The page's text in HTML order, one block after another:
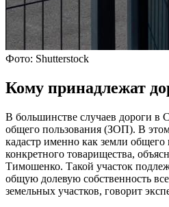
Фото: Shutterstock
Кому принадлежат
В большинстве случаев дороги в
общего пользования (ЗОП). В
кадастр именно как земли общего
конкретного товарищества,
Тимошенко. Такой участок
общую долевую собственность
земельных участков, говорит